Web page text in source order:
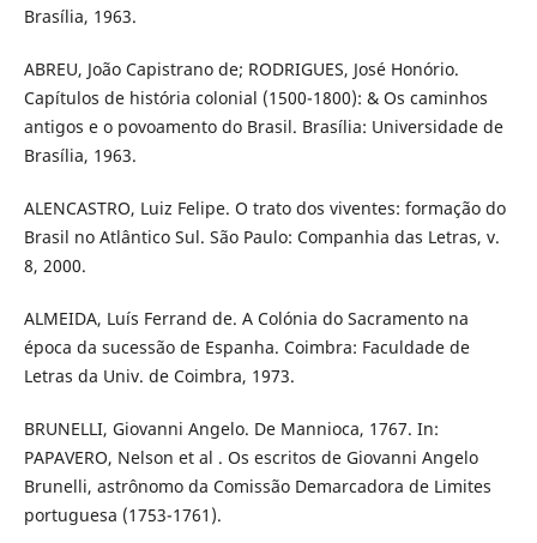
Brasília, 1963.
ABREU, João Capistrano de; RODRIGUES, José Honório.
Capítulos de história colonial (1500-1800): & Os caminhos
antigos e o povoamento do Brasil. Brasília: Universidade de
Brasília, 1963.
ALENCASTRO, Luiz Felipe. O trato dos viventes: formação do
Brasil no Atlântico Sul. São Paulo: Companhia das Letras, v.
8, 2000.
ALMEIDA, Luís Ferrand de. A Colónia do Sacramento na
época da sucessão de Espanha. Coimbra: Faculdade de
Letras da Univ. de Coimbra, 1973.
BRUNELLI, Giovanni Angelo. De Mannioca, 1767. In:
PAPAVERO, Nelson et al . Os escritos de Giovanni Angelo
Brunelli, astrônomo da Comissão Demarcadora de Limites
portuguesa (1753-1761).